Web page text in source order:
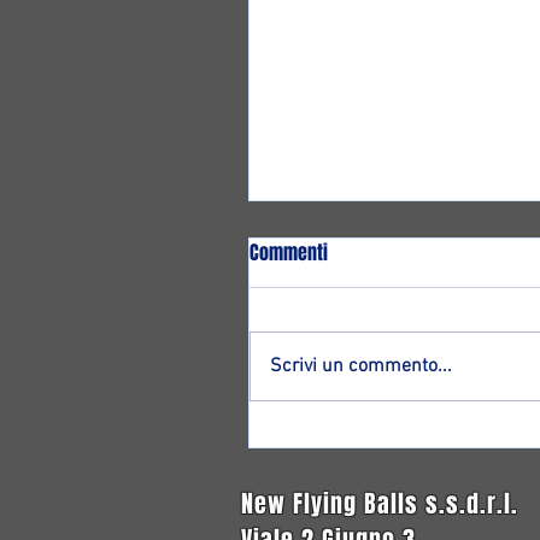
Commenti
Scrivi un commento...
New Flying Balls s.s.d.r.l.